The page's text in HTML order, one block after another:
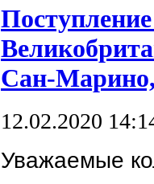
Сан-
12.02.2020
Уважаемые